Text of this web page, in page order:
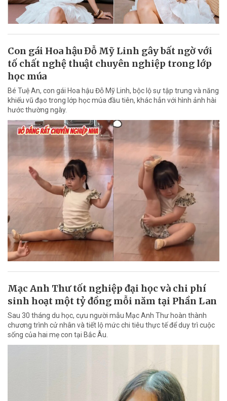
Con gái Hoa hậu Đỗ Mỹ Linh gây bất ngờ với
tố chất nghệ thuật chuyên nghiệp trong lớp
học múa
Bé Tuệ An, con gái Hoa hậu Đỗ Mỹ Linh, bộc lộ sự tập trung và năng
khiếu vũ đạo trong lớp học múa đầu tiên, khác hẳn với hình ảnh hài
hước thường ngày.
Mạc Anh Thư tốt nghiệp đại học và chi phí
sinh hoạt một tỷ đồng mỗi năm tại Phần Lan
Sau 30 tháng du học, cựu người mẫu Mạc Anh Thư hoàn thành
chương trình cử nhân và tiết lộ mức chi tiêu thực tế để duy trì cuộc
sống của hai mẹ con tại Bắc Âu.